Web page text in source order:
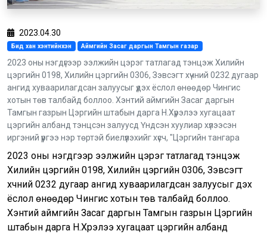
2023.04.30
Бид хан хэнтийнхэн Аймгийн Засаг даргын Тамгын газар
2023 оны нэгдүгээр ээлжийн цэрэг татлагад тэнцэж Хилийн
цэргийн 0198, Хилийн цэргийн 0306, Зэвсэгт хүчний 0232 дугаар
ангид хуваарилагдсан залуусыг үдэх ёслол өнөөдөр Чингис
хотын төв талбайд боллоо. Хэнтий аймгийн Засаг даргын
Тамгын газрын Цэргийн штабын дарга Н.Хүрэлээ хугацаат
цэргийн албанд тэнцсэн залуусд Үндсэн хуулиар хүлээсэн
иргэний үүргээ нэр төртэй биелүүлэхийг хүсч, "Цэргийн тангара
2023 оны нэгдүгээр ээлжийн цэрэг татлагад тэнцэж
Хилийн цэргийн 0198, Хилийн цэргийн 0306, Зэвсэгт
хүчний 0232 дугаар ангид хуваарилагдсан залуусыг үдэх
ёслол өнөөдөр Чингис хотын төв талбайд боллоо.
Хэнтий аймгийн Засаг даргын Тамгын газрын Цэргийн
штабын дарга Н.Хүрэлээ хугацаат цэргийн албанд